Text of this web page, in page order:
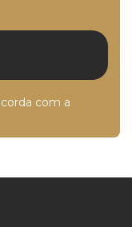
com a